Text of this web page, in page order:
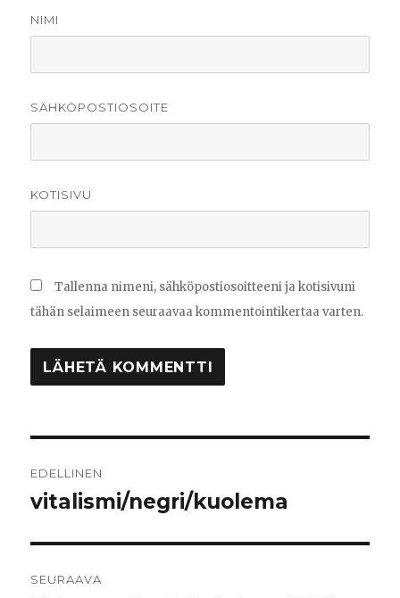
NIMI
SÄHKÖPOSTIOSOITE
KOTISIVU
Tallenna nimeni, sähköpostiosoitteeni ja kotisivuni
tähän selaimeen seuraavaa kommentointikertaa varten.
selaus
EDELLINEN
Edellinen
vitalismi/negri/kuolema
SEURAAVA